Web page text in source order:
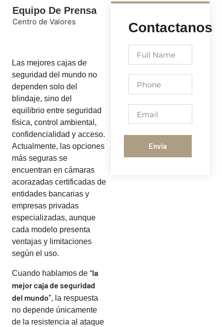
Equipo De Prensa
Centro de Valores
Las mejores cajas de
seguridad del mundo no
dependen solo del
blindaje, sino del
equilibrio entre seguridad
física, control ambiental,
confidencialidad y acceso.
Actualmente, las opciones
más seguras se
encuentran en cámaras
acorazadas certificadas de
entidades bancarias y
empresas privadas
especializadas, aunque
cada modelo presenta
ventajas y limitaciones
según el uso.
Cuando hablamos de “la
mejor caja de seguridad
del mundo”, la respuesta
no depende únicamente
de la resistencia al ataque
Contactanos
Envia